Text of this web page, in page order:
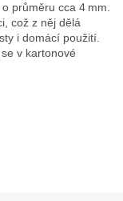
průměru cca 4 mm.
což z něj dělá
i domácí použití.
v kartonové